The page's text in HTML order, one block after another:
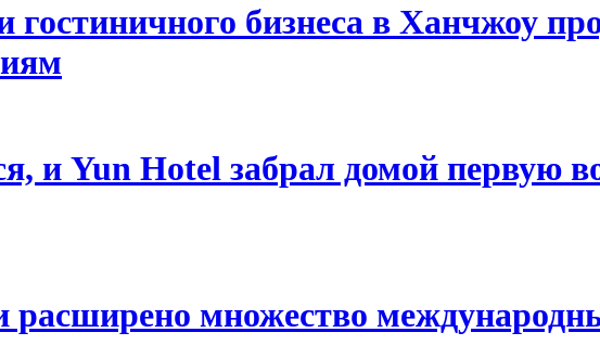
гостиничного бизнеса в Ханчжоу
и Yun Hotel забрал домой первую
расширено множество